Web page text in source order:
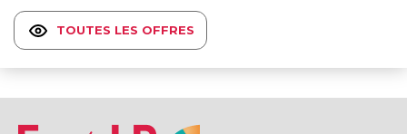
TOUTES LES OFFRES